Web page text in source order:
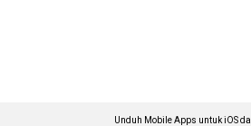
Unduh Mobile Apps untuk iOS